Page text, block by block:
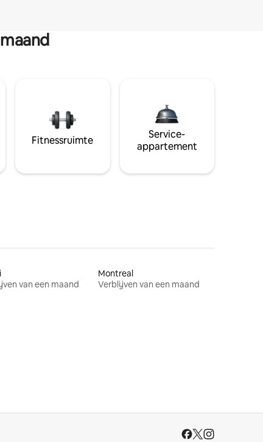
Fitnessruimte
Service-
appartement
van een maand
Montreal
Verblijven van een maand